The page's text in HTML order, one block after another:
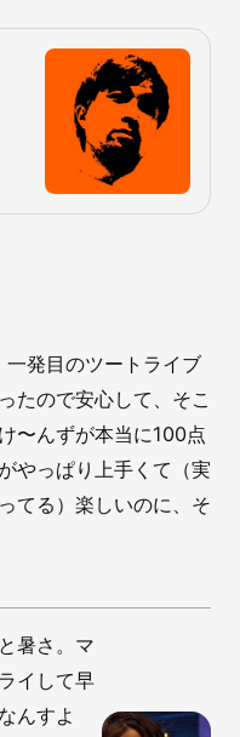
発目のツートライブ
たので安心して、そこ
〜んずが本当に100点
やっぱり上手くて（実
てる）楽しいのに、そ
暑さ。マ
イして早
んすよ